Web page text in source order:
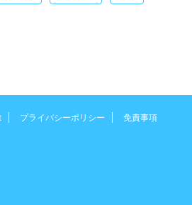
プライバシーポリシー 免責事項